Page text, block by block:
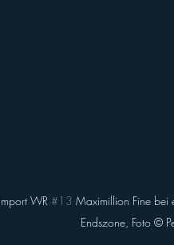
WR #13 Maximillion Fine bei
Endszone, Foto ©️